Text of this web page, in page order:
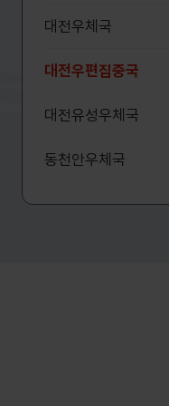
대전우체국
대전우편집중국
선택됨
대전유성우체국
동천안우체국
보령우체국